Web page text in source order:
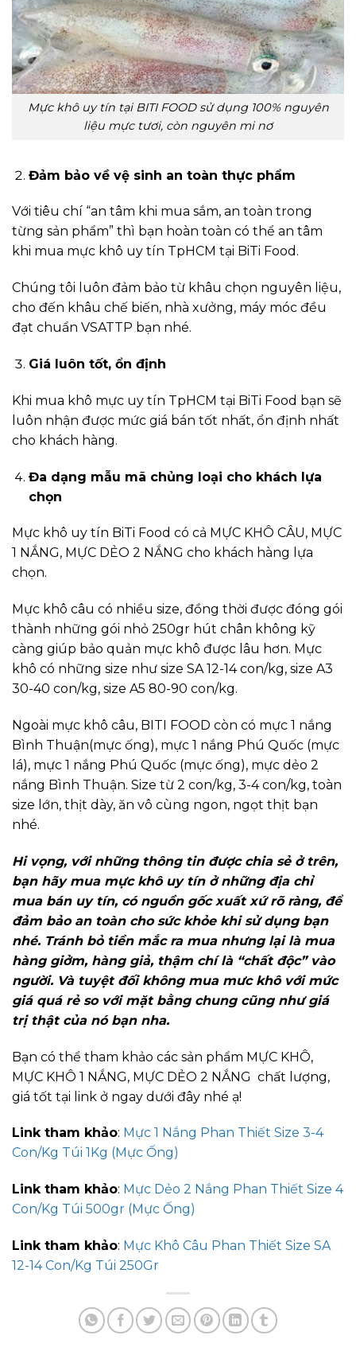
Mực khô uy tín tại BITI FOOD sử dụng 100% nguyên
liệu mực tươi, còn nguyên mi nơ
Đảm bảo về vệ sinh an toàn thực phẩm
Với tiêu chí “an tâm khi mua sắm, an toàn trong
từng sản phẩm” thì bạn hoàn toàn có thể an tâm
khi mua mực khô uy tín TpHCM tại BiTi Food.
Chúng tôi luôn đảm bảo từ khâu chọn nguyên liệu,
cho đến khâu chế biến, nhà xưởng, máy móc đều
đạt chuẩn VSATTP bạn nhé.
Giá luôn tốt, ổn định
Khi mua khô mực uy tín TpHCM tại BiTi Food bạn sẽ
luôn nhận được mức giá bán tốt nhất, ổn định nhất
cho khách hàng.
Đa dạng mẫu mã chủng loại cho khách lựa
chọn
Mực khô uy tín BiTi Food có cả MỰC KHÔ CÂU, MỰC
1 NẮNG, MỰC DẺO 2 NẮNG cho khách hàng lựa
chọn.
Mực khô câu có nhiều size, đồng thời được đóng gói
thành những gói nhỏ 250gr hút chân không kỹ
càng giúp bảo quản mực khô được lâu hơn. Mực
khô có những size như size SA 12-14 con/kg, size A3
30-40 con/kg, size A5 80-90 con/kg.
Ngoài mực khô câu, BITI FOOD còn có mực 1 nắng
Bình Thuận(mực ống), mực 1 nắng Phú Quốc (mực
lá), mực 1 nắng Phú Quốc (mực ống), mực dẻo 2
nắng Bình Thuận. Size từ 2 con/kg, 3-4 con/kg, toàn
size lớn, thịt dày, ăn vô cùng ngon, ngọt thịt bạn
nhé.
Hi vọng, với những thông tin được chia sẻ ở trên,
bạn hãy mua mực khô uy tín ở những địa chỉ
mua bán uy tín, có nguồn gốc xuất xứ rõ ràng, để
đảm bảo an toàn cho sức khỏe khi sử dụng bạn
nhé. Tránh bỏ tiền mắc ra mua nhưng lại là mua
hàng giởm, hàng giả, thậm chí là “chất độc” vào
người. Và tuyệt đối không mua mưc khô với mức
giá quá rẻ so với mặt bằng chung cũng như giá
trị thật của nó bạn nha.
Bạn có thể tham khảo các sản phẩm MỰC KHÔ,
MỰC KHÔ 1 NẮNG, MỰC DẺO 2 NẮNG chất lượng,
giá tốt tại link ở ngay dưới đây nhé ạ!
Link tham khảo: Mực 1 Nắng Phan Thiết Size 3-4
Con/Kg Túi 1Kg (Mực Ống)
Link tham khảo: Mực Dẻo 2 Nắng Phan Thiết Size 4
Con/Kg Túi 500gr (Mực Ống)
Link tham khảo: Mực Khô Câu Phan Thiết Size SA
12-14 Con/Kg Túi 250Gr